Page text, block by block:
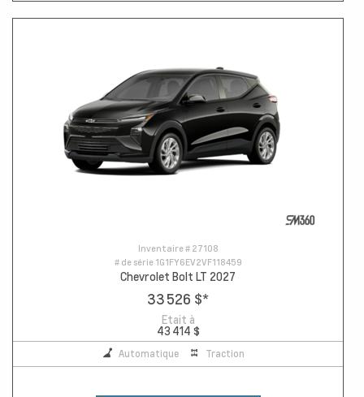
Inventaire # 27108
# de série 1G1FY6EV2VF118459
Chevrolet Bolt LT 2027
33 526 $*
Etait à
43 414 $
Automatique Traction